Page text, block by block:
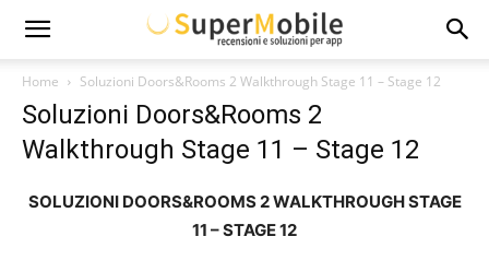
Super
Mobile
Home Soluzioni Doors&Rooms 2 Walkthrough Stage 11 – Stage 12
Soluzioni Doors&Rooms 2
Walkthrough Stage 11 – Stage 12
SOLUZIONI DOORS&ROOMS 2 WALKTHROUGH STAGE
11 – STAGE 12